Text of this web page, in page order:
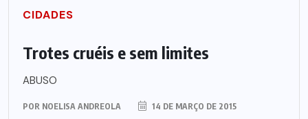
CIDADES
Trotes cruéis e sem limites
ABUSO
POR NOELISA ANDREOLA 14 DE MARÇO DE 2015